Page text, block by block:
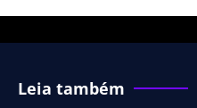
Leia também